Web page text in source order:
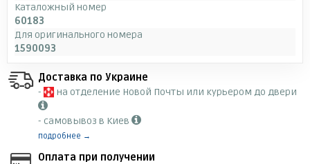
Каталожный номер
60183
Для оригинального номера
1590093
Доставка по Украине
-
на отделение Новой Почты или курьером до двери
- самовывоз в Киев
подробнее →
Оплата при получении